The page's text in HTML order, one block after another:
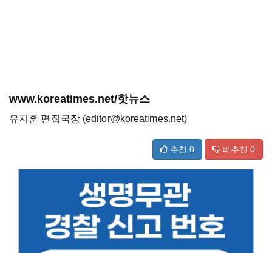
www.koreatimes.net/핫뉴스
유지훈 편집국장 (editor@koreatimes.net)
추천 0 비추천 0